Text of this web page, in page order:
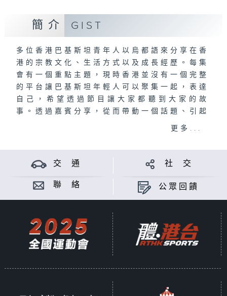
簡介 GIST
多位香港巴基斯坦青年人以烏都語來分享在香
港的宗教文化、生活方式以及成長經歷。每集
會有一個重點主題，現時香港並沒有一個完整
的平台讓巴基斯坦年輕人可以聚集一起，表達
自己，希望透過節目讓大家都聽到大家的故
事。透過嘉賓分享，從而帶動一個話題、引起
討論，產生正面影響，更進一步加強香港巴基
Produced by CHAN CHOI SIM
Opinions
更多...
交 通 社 交
聯 絡 公眾回饋